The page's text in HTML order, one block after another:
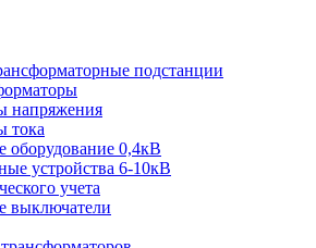
подстанции
напряжения
тока
оборудование 0,4кВ
устройства 6-10кВ
учета
выключатели